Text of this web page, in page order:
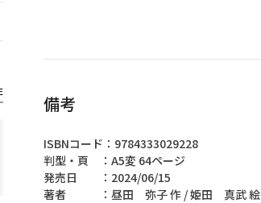
備考
ISBNコード：9784333029228
判型・頁 ：A5変 64ページ
発売日 ：2024/06/15
著者 ：昼田 弥子 作 / 姫田 真武 絵